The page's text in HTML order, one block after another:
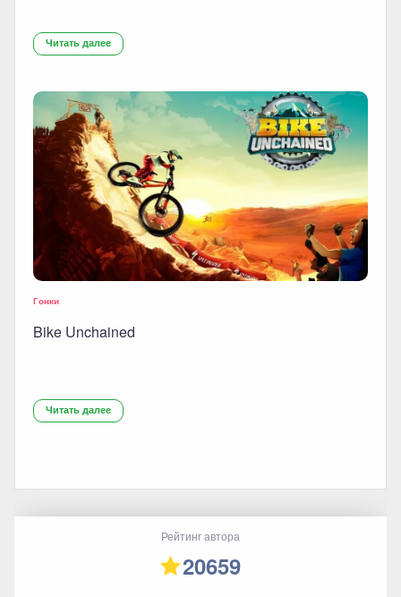
Читать далее
Гонки
Bike Unchained
Читать далее
Рейтинг автора
20659